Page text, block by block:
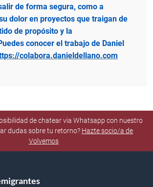
de forma segura, como a
dolor en proyectos que traigan de
de propósito y la
conocer el trabajo de Daniel
colabora.danieldellano.com
de chatear via Whatsapp con nuestro
dudas sobre tu retorno? Hazte socio/a de
Volvemos